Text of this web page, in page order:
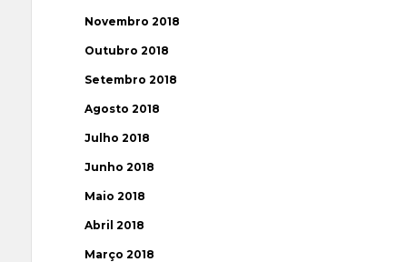
Novembro 2018
Outubro 2018
Setembro 2018
Agosto 2018
Julho 2018
Junho 2018
Maio 2018
Abril 2018
Março 2018